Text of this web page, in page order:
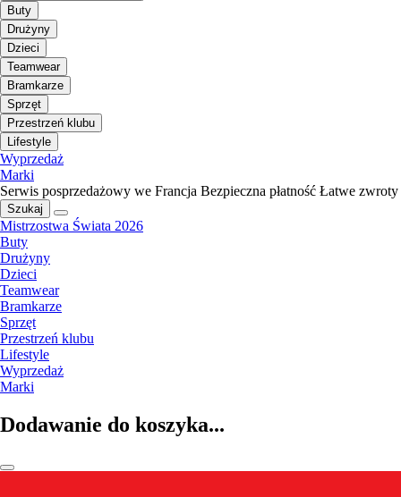
Buty
Drużyny
Dzieci
Teamwear
Bramkarze
Sprzęt
Przestrzeń klubu
Lifestyle
Wyprzedaż
Marki
Serwis posprzedażowy we Francja Bezpieczna płatność Łatwe zwroty
Szukaj
Mistrzostwa Świata 2026
Buty
Drużyny
Dzieci
Teamwear
Bramkarze
Sprzęt
Przestrzeń klubu
Lifestyle
Wyprzedaż
Marki
Dodawanie do koszyka...